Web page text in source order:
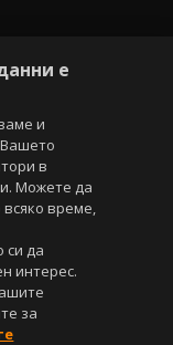
му права.
графични и
се
съгласие на
на линк към
материали,
ще бъдат
е
и
в
Можете да
време,
си да
интерес.
за